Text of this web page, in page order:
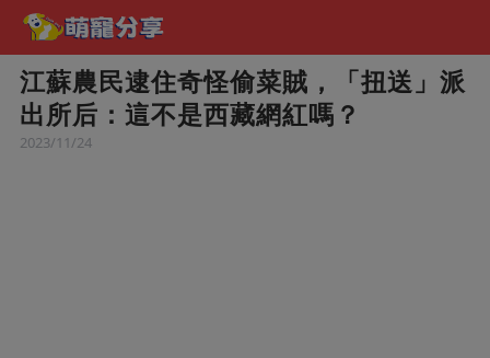
江蘇農民逮住奇怪偷菜賊，「扭送」派
出所后：這不是西藏網紅嗎？
2023/11/24